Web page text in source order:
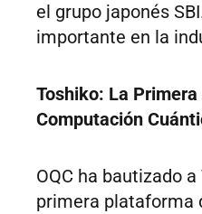
el grupo japonés
importante en la
Toshiko: La
Computación
OQC ha bautizado
primera plataforma